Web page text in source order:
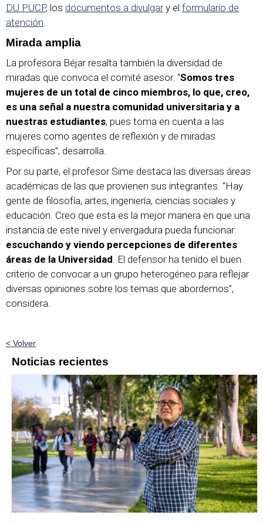
DU PUCP, los documentos a divulgary el formulario de
atención.
Mirada amplia
La profesora Béjar resalta también la diversidad de
miradas que convoca el comité asesor. “Somos tres
mujeres de un total de cinco miembros, lo que, creo,
es una señal a nuestra comunidad universitaria y a
nuestras estudiantes, pues toma en cuenta a las
mujeres como agentes de reflexión y de miradas
específicas”, desarrolla.
Por su parte, el profesor Sime destaca las diversas áreas
académicas de las que provienen sus integrantes. “Hay
gente de filosofía, artes, ingeniería, ciencias sociales y
educación. Creo que esta es la mejor manera en que una
instancia de este nivel y envergadura pueda funcionar:
escuchando y viendo percepciones de diferentes
áreas de la Universidad. El defensor ha tenido el buen
criterio de convocar a un grupo heterogéneo para reflejar
diversas opiniones sobre los temas que abordemos”,
considera.
< Volver
Noticias recientes